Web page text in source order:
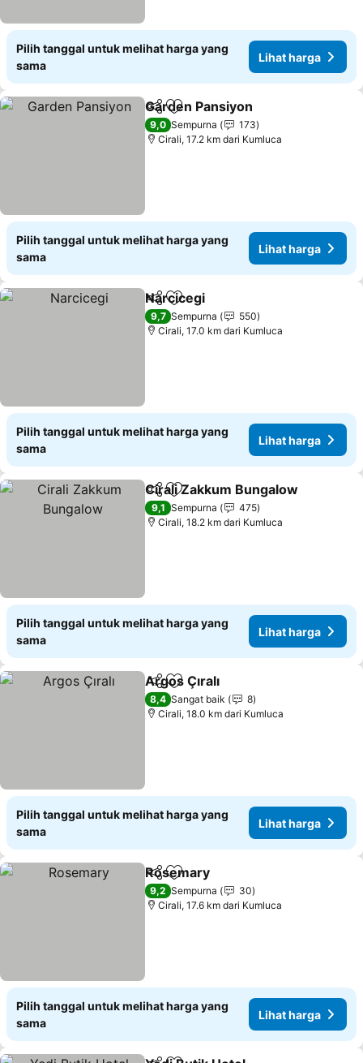
Pilih tanggal untuk melihat harga yang
sama
Lihat harga
BagikanTambahkan ke favorit
Garden Pansiyon
9,0 Sempurna
173
Cirali, 17.2 km dari Kumluca
Pilih tanggal untuk melihat harga yang
sama
Lihat harga
BagikanTambahkan ke favorit
Narcicegi
9,7 Sempurna
550
Cirali, 17.0 km dari Kumluca
Pilih tanggal untuk melihat harga yang
sama
Lihat harga
BagikanTambahkan ke favorit
Cirali Zakkum Bungalow
9,1 Sempurna
475
Cirali, 18.2 km dari Kumluca
Pilih tanggal untuk melihat harga yang
sama
Lihat harga
BagikanTambahkan ke favorit
Argos Çıralı
8,4 Sangat baik
8
Cirali, 18.0 km dari Kumluca
Pilih tanggal untuk melihat harga yang
sama
Lihat harga
BagikanTambahkan ke favorit
Rosemary
9,2 Sempurna
30
Cirali, 17.6 km dari Kumluca
Pilih tanggal untuk melihat harga yang
sama
Lihat harga